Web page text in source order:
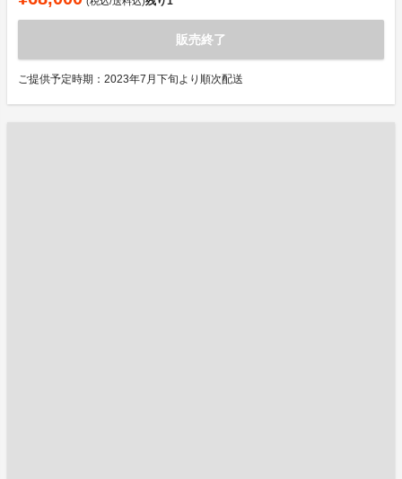
販売終了
ご提供予定時期：2023年7月下旬より順次配送